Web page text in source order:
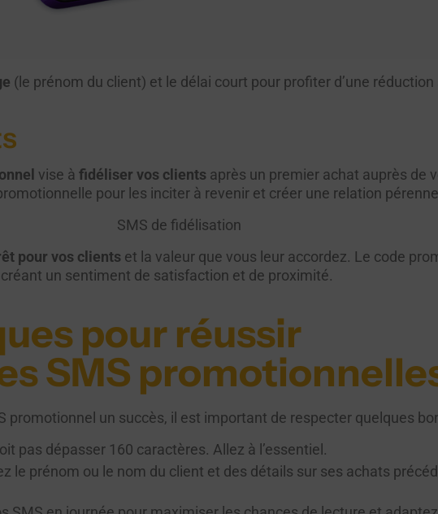
(le prénom du client) et le délai court pour profiter d’une
vise à fidéliser vos clients après un premier achat auprès de
pour les inciter à revenir et créer une relation
pour vos clients et la valeur que vous leur accordez. Le code
un sentiment de satisfaction et de proximité.
pour réussir
SMS
promotionnel un succès, il est important de respecter quelques
pas dépasser 160 caractères. Allez à l’essentiel.
le prénom ou le nom du client et des détails sur ses achats